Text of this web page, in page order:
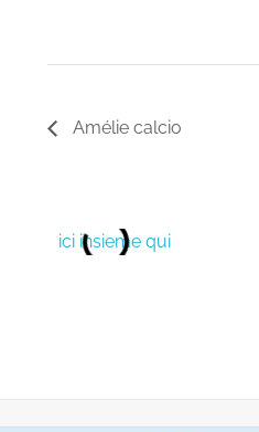
Amélie calcio